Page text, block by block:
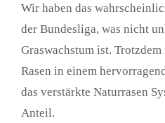
Wir haben das
der Bundesliga, was nicht
Graswachstum ist.
Rasen in einem
das verstärkte Naturrasen
Anteil.